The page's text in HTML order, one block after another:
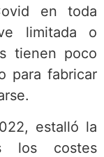
en toda
limitada o
tienen poco
para fabricar
estalló la
los costes